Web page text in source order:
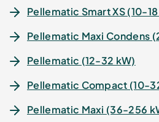
Pellematic Smart XS (10-
Pellematic Maxi Condens
Pellematic (12-32 kW)
Pellematic Compact (10-
Pellematic Maxi (36-256